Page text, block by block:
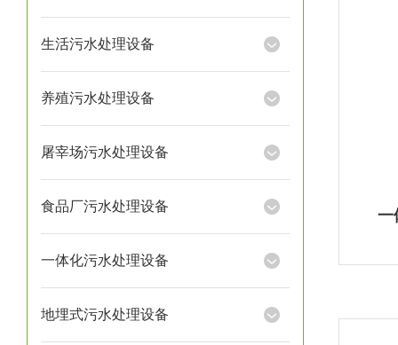
生活污水处理设备
养殖污水处理设备
屠宰场污水处理设备
食品厂污水处理设备
一体化污水处理设备
地埋式污水处理设备
一